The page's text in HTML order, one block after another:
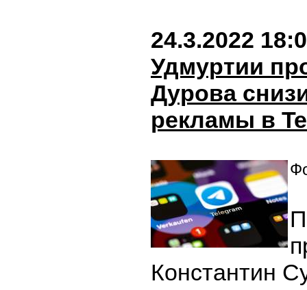
24.3.2022
Удмуртии
Дурова
рекламы в
Константин